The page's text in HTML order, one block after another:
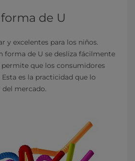
de U
y excelentes para los niños.
forma de U se desliza fácilmente
que los consumidores
es la practicidad que lo
mercado.